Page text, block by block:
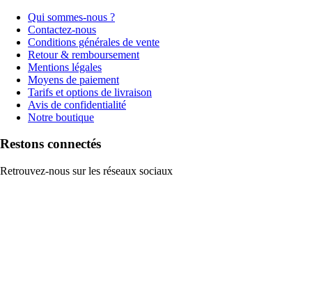
Qui sommes-nous ?
Contactez-nous
Conditions générales de vente
Retour & remboursement
Mentions légales
Moyens de paiement
Tarifs et options de livraison
Avis de confidentialité
Notre boutique
Restons connectés
Retrouvez-nous sur les réseaux sociaux